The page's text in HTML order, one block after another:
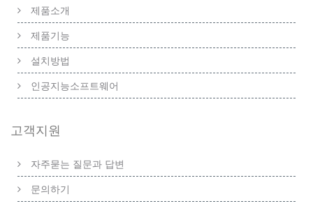
제품소개
제품기능
설치방법
인공지능소프트웨어
고객지원
자주묻는 질문과 답변
문의하기